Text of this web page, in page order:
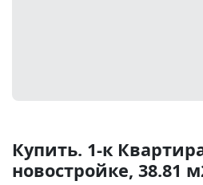
Купить. 1-к
новостройке, 38.81